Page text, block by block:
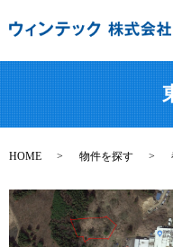
HOME 物件を探す